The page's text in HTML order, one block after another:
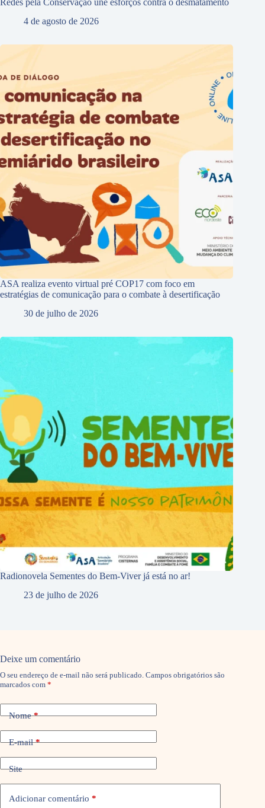
4 de agosto de 2026
ASA realiza evento virtual pré COP17 com foco em
estratégias de comunicação para o combate à desertificação
30 de julho de 2026
Radionovela Sementes do Bem-Viver já está no ar!
23 de julho de 2026
Deixe um comentário
O seu endereço de e-mail não será publicado. Campos obrigatórios são
marcados com *
Nome*
E-mail*
Site
Adicionar comentário *